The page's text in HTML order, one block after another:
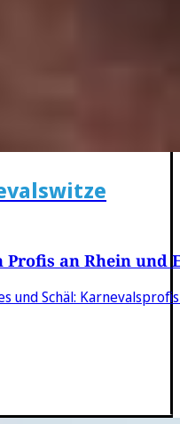
Profis an Rhein und
und Schäl: